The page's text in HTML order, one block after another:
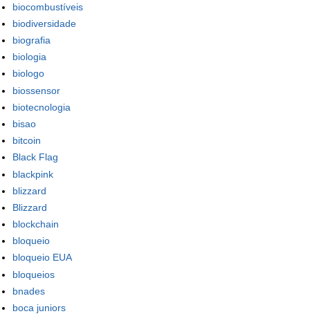
biocombustíveis
biodiversidade
biografia
biologia
biologo
biossensor
biotecnologia
bisao
bitcoin
Black Flag
blackpink
blizzard
Blizzard
blockchain
bloqueio
bloqueio EUA
bloqueios
bnades
boca juniors